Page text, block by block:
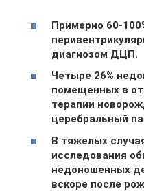
Примерно 60-
диагнозом ДЦП.
Четыре 26%
помещенных в
терапии
церебральный
В тяжелых
исследования
недоношенных
вскоре после